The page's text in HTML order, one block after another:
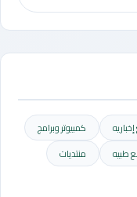
كمبيوتر وبرامج
طبيه
منتديات